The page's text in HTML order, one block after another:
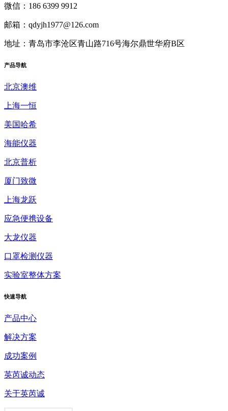
微信：186 6399 9912
邮箱：qdyjh1977@126.com
地址：青岛市李沧区青山路716号海尔鼎世华府B区
产品导航
北京澳维
上海一恒
美国哈希
海能仪器
北京普析
厦门致微
上海龙跃
应急便携设备
大龙仪器
口罩检测仪器
实验室整体方案
快速导航
产品中心
解决方案
成功案例
英芮诚动态
关于英芮诚